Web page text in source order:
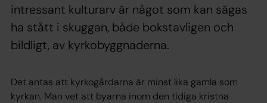
intressant kulturarv är något som kan sägas
ha stått i skuggan, både bokstavligen och
bildligt, av kyrkobyggnaderna.
Det antas att kyrkogårdarna är minst lika gamla som
kyrkan. Man vet att byarna inom den tidiga kristna